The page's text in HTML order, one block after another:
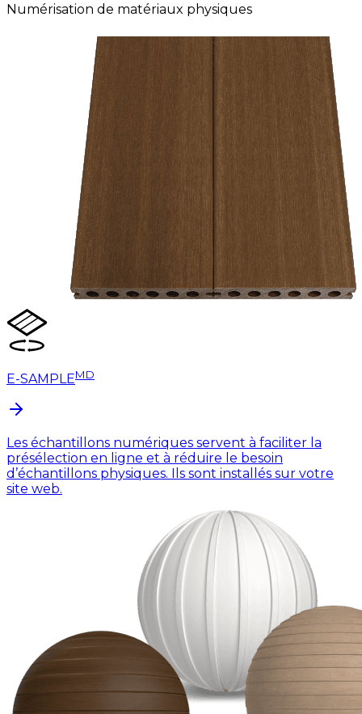
Numérisation de matériaux physiques
E-SAMPLEMD
Les échantillons numériques servent à faciliter la
présélection en ligne et à réduire le besoin
d’échantillons physiques. Ils sont installés sur votre
site web.